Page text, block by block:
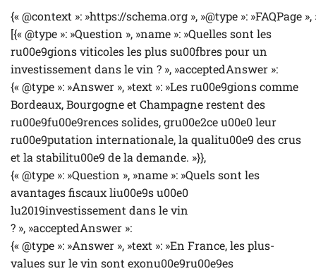
{« @context »: »https://schema.org », »@type »: »FAQPage
[{« @type »: »Question », »name »: »Quelles sont les
ru00e9gions viticoles les plus su00fbres pour un
investissement dans le vin ? », »acceptedAnswer »:
{« @type »: »Answer », »text »: »Les ru00e9gions comme
Bordeaux, Bourgogne et Champagne restent des
ru00e9fu00e9rences solides, gru00e2ce u00e0 leur
ru00e9putation internationale, la qualitu00e9 des crus
et la stabilitu00e9 de la demande. »}},
{« @type »: »Question », »name »: »Quels sont les
avantages fiscaux liu00e9s u00e0
lu2019investissement dans le vin
? », »acceptedAnswer »:
{« @type »: »Answer », »text »: »En France, les plus-
values sur le vin sont exonu00e9ru00e9es